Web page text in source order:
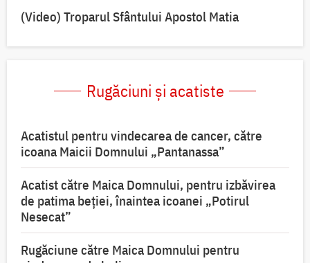
(Video) Troparul Sfântului Apostol Matia
Rugăciuni și acatiste
Acatistul pentru vindecarea de cancer, către
icoana Maicii Domnului „Pantanassa”
Acatist către Maica Domnului, pentru izbăvirea
de patima beției, înaintea icoanei „Potirul
Nesecat”
Rugăciune către Maica Domnului pentru